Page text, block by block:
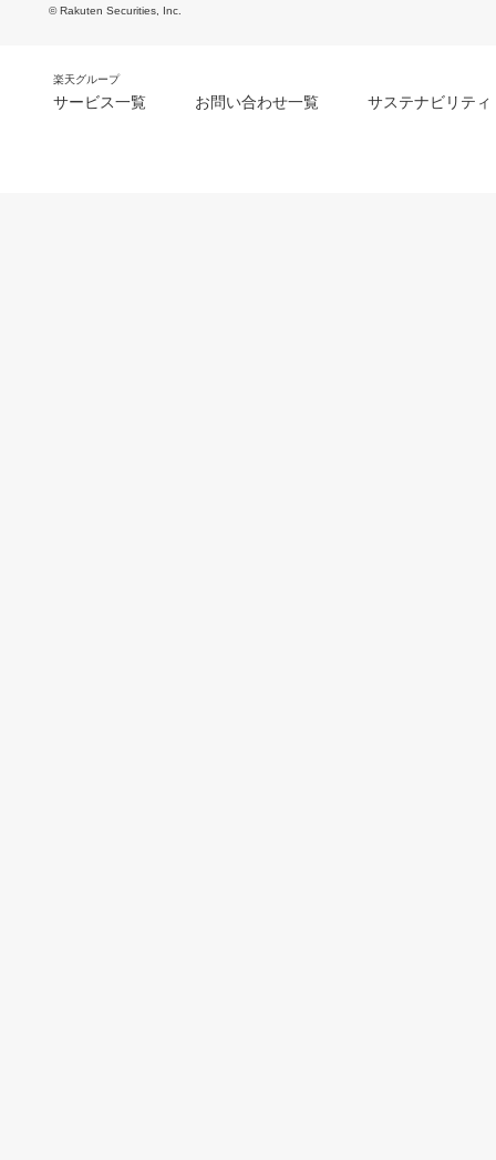
© Rakuten Securities, Inc.
楽天グループ
サービス一覧 お問い合わせ一覧 サステナビリティ